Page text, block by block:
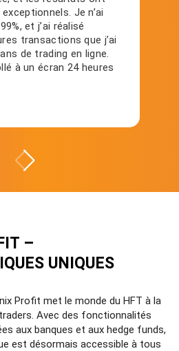
Je n’ai
et j’ai réalisé
transactions que j’ai
de trading en ligne.
à un écran 24 heures
–
UNIQUES
Profit met le monde du HFT à la
Avec des fonctionnalités
aux banques et aux hedge funds,
est désormais accessible à tous